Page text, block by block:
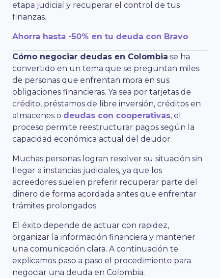
etapa judicial y recuperar el control de tus
finanzas.
Ahorra hasta -50% en tu deuda con Bravo
Cómo negociar deudas en Colombia se ha
convertido en un tema que se preguntan miles
de personas que enfrentan mora en sus
obligaciones financieras. Ya sea por tarjetas de
crédito, préstamos de libre inversión, créditos en
almacenes o deudas con cooperativas, el
proceso permite reestructurar pagos según la
capacidad económica actual del deudor.
Muchas personas logran resolver su situación sin
llegar a instancias judiciales, ya que los
acreedores suelen preferir recuperar parte del
dinero de forma acordada antes que enfrentar
trámites prolongados.
El éxito depende de actuar con rapidez,
organizar la información financiera y mantener
una comunicación clara. A continuación te
explicamos paso a paso el procedimiento para
negociar una deuda en Colombia.